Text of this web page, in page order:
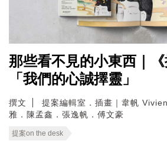
那些看不見的小東西｜
「我們的心誠擇靈」
撰文
提案編輯室．插畫｜韋帆
雅．陳孟鑫．張逸帆．傅文豪
提案on the desk